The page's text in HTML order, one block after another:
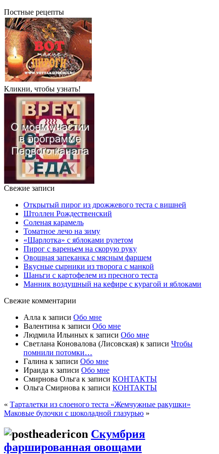
Постные рецепты
Кликни, чтобы узнать!
Свежие записи
Открытый пирог из дрожжевого теста с вишней
Штоллен Рождественский
Соленая карамель
Томатное лечо на зиму
«Шарлотка» с яблоками рулетом
Пирог с вареньем на скорую руку
Овощная запеканка с мясным фаршем
Вкусные сырники из творога с манкой
Шаньги с картофелем из пресного теста
Манник воздушный на кефире с курагой и яблоками
Свежие комментарии
Алла к записи Обо мне
Валентина к записи Обо мне
Людмила Ильиных к записи Обо мне
Светлана Коновалова (Лисовская) к записи Чтобы
помнили потомки…
Галина к записи Обо мне
Ираида к записи Обо мне
Смирнова Ольга к записи КОНТАКТЫ
Ольга Смирнова к записи КОНТАКТЫ
« Тарталетки из слоеного теста «Жемчужные ракушки»
Маковые булочки с шоколадной глазурью »
Скумбрия
фаршированная овощами